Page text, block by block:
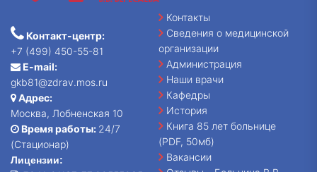
Контакт-центр:
+7 (499) 450-55-81
E-mail:
gkb81@zdrav.mos.ru
Адрес:
Москва, Лобненская 10
Время работы: 24/7
(Стационар)
Лицензии:
Контакты
Сведения о медицинской
организации
Администрация
Наши врачи
Кафедры
История
Книга 85 лет больнице
(PDF, 50мб)
Вакансии